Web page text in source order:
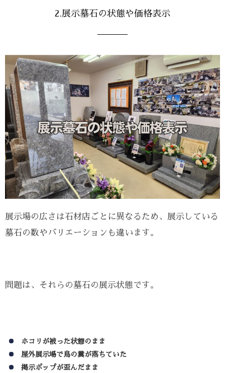
2.展示墓石の状態や価格表示
展示場の広さは石材店ごとに異なるため、展示している
墓石の数やバリエーションも違います。
問題は、それらの墓石の展示状態です。
ホコリが被った状態のまま
屋外展示場で鳥の糞が落ちていた
掲示ポップが歪んだまま